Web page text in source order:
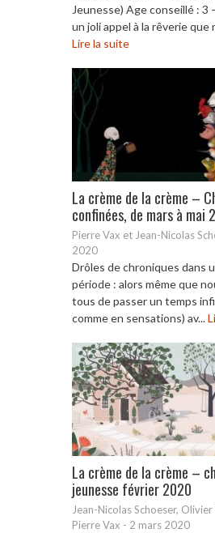
Jeunesse) Age conseillé : 3
un joli appel à la rêverie que
Lire la suite
La crème de la crème –
confinées, de mars à mai
Pierre Vax et Jean-Nicolas
2020
Drôles de chroniques dans
période : alors même que
tous de passer un temps
comme en sensations) av...
La crème de la crème –
jeunesse février 2020
Jean-Nicolas Schoeser,
Pierre Vax - 2 mars 2020